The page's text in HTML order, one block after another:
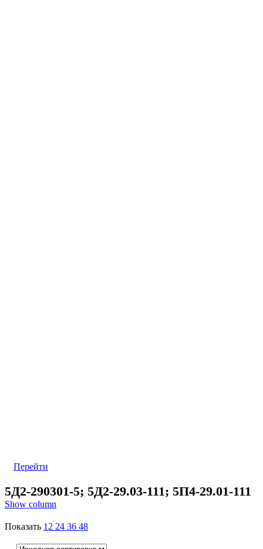
Перейти
5Д2-290301-5; 5Д2-29.03-111; 5П4-29.01-111
Show column
Показать 12 24 36 48